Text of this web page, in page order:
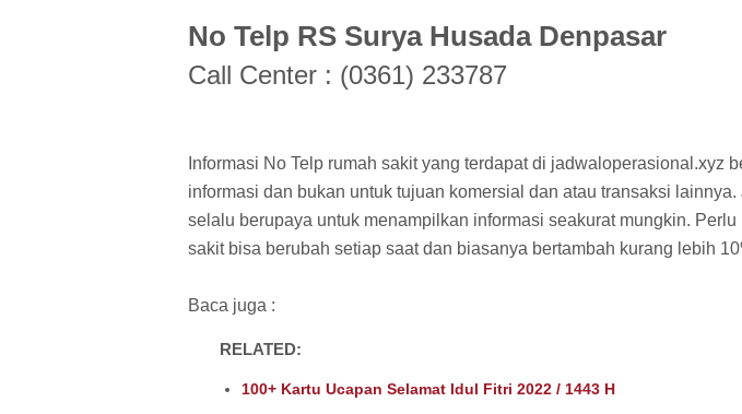
No Telp RS Surya Husada Denpasar
Call Center : (0361) 233787
Informasi No Telp rumah sakit yang terdapat di jadwaloperasional.xyz
informasi dan bukan untuk tujuan komersial dan atau transaksi lainnya.
selalu berupaya untuk menampilkan informasi seakurat mungkin. Perlu
sakit bisa berubah setiap saat dan biasanya bertambah kurang lebih
Baca juga :
RELATED:
100+ Kartu Ucapan Selamat Idul Fitri 2022 / 1443 H